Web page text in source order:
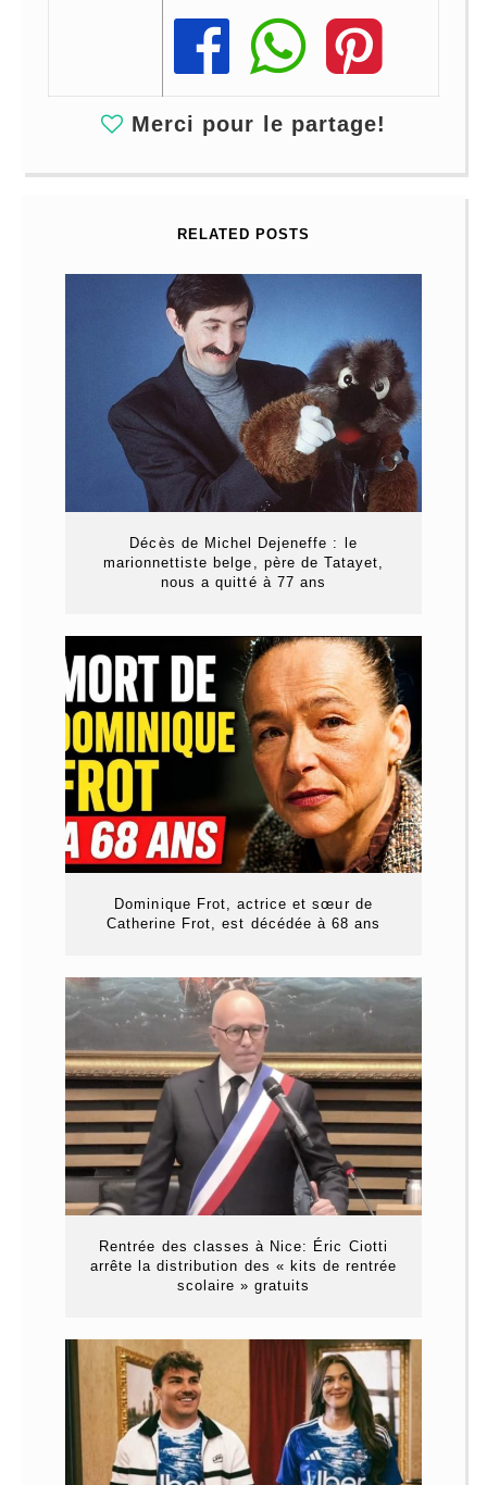
Share
Share
Share
Merci pour le partage!
RELATED POSTS
Décès de Michel Dejeneffe : le
marionnettiste belge, père de Tatayet,
nous a quitté à 77 ans
Dominique Frot, actrice et sœur de
Catherine Frot, est décédée à 68 ans
Rentrée des classes à Nice: Éric Ciotti
arrête la distribution des « kits de rentrée
scolaire » gratuits